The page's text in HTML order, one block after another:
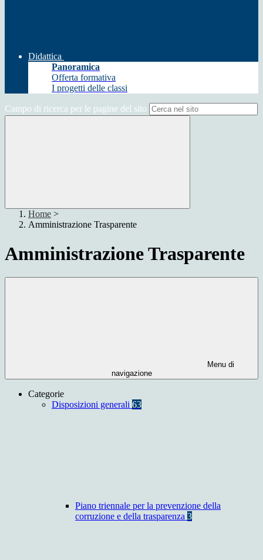
Didattica
Panoramica
Offerta formativa
I progetti delle classi
Campo di ricerca per le pagine del sito
Home >
Amministrazione Trasparente
Amministrazione Trasparente
Menu di
navigazione
Categorie
Disposizioni generali 63
Piano triennale per la prevenzione della
corruzione e della trasparenza 3